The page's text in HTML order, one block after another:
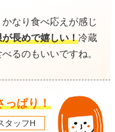
なり食べ応えが感じ
長めで嬉しい！冷蔵
るのもいいですね。
っぱり！
タッフH